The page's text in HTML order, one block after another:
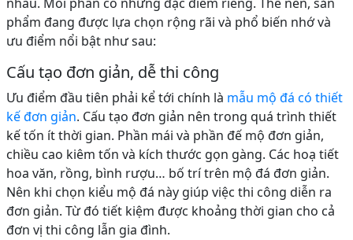
phẩm đang được lựa chọn rộng rãi và phổ biến nhớ và
ưu điểm nổi bật như sau:
Cấu tạo đơn giản, dễ thi công
Ưu điểm đầu tiên phải kể tới chính là mẫu mộ đá có thiết
kế đơn giản. Cấu tạo đơn giản nên trong quá trình thiết
kế tốn ít thời gian. Phần mái và phần đế mộ đơn giản,
chiều cao kiêm tốn và kích thước gọn gàng. Các hoạ tiết
hoa văn, rồng, bình rượu… bố trí trên mộ đá đơn giản.
Nên khi chọn kiểu mộ đá này giúp việc thi công diễn ra
đơn giản. Từ đó tiết kiệm được khoảng thời gian cho cả
đơn vị thi công lẫn gia đình.